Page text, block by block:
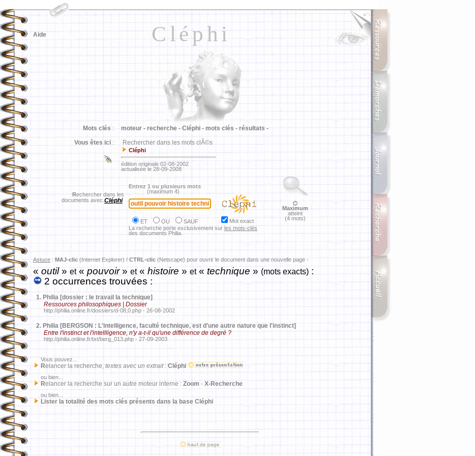
Cléphi
Aide
Mots clés : moteur - recherche - Cléphi - mots clés - résultats -
Vous êtes ici : Rechercher dans les mots clÃ©s
Cléphi
édition originale 02-08-2002
actualisée le 28-09-2008
Rechercher dans les
documents avec Cléphi
Entrez 1 ou plusieurs mots
(maximum 4)
ET OU SAUF
Mot exact
La recherche porte exclusivement sur les mots-clés
des documents Philia.
Maximum
atteint
(4 mots)
Astuce : MAJ-clic (Internet Explorer) / CTRL-clic (Netscape) pour ouvrir le document dans une nouvelle page -
«outil» et« pouvoir» et« histoire » et« technique » (mots exacts) :
2 occurrences trouvées :
1. Philia [dossier : le travail la technique]
Ressources philosophiques | Dossier
http://philia.online.fr/dossiers/d-08,0.php - 26-08-2002
2. Philia [BERGSON : L'intelligence, faculté technique, est d'une autre nature que l'instinct]
Entre l'instinct et l'intellligence, n'y a-t-il qu'une différence de degré ?
http://philia.online.fr/txt/berg_013.php - 27-09-2003
Vous pouvez...
Relancer la recherche, textes avec un extrait: Cléphi
ou bien...
Relancer la recherche sur un autre moteur interne : Zoom - X-Recherche
ou bien...
Lister la totalité des mots clés présents dans la base Cléphi